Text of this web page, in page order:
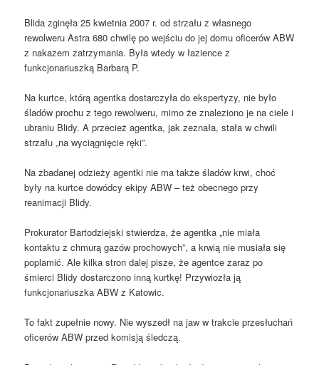
Blida zginęła 25 kwietnia 2007 r. od strzału z własnego
rewolweru Astra 680 chwilę po wejściu do jej domu oficerów ABW
z nakazem zatrzymania. Była wtedy w łazience z
funkcjonariuszką Barbarą P.
Na kurtce, którą agentka dostarczyła do ekspertyzy, nie było
śladów prochu z tego rewolweru, mimo że znaleziono je na ciele i
ubraniu Blidy. A przecież agentka, jak zeznała, stała w chwili
strzału „na wyciągnięcie ręki”.
Na zbadanej odzieży agentki nie ma także śladów krwi, choć
były na kurtce dowódcy ekipy ABW – też obecnego przy
reanimacji Blidy.
Prokurator Bartodziejski stwierdza, że agentka „nie miała
kontaktu z chmurą gazów prochowych”, a krwią nie musiała się
poplamić. Ale kilka stron dalej pisze, że agentce zaraz po
śmierci Blidy dostarczono inną kurtkę! Przywiozła ją
funkcjonariuszka ABW z Katowic.
To fakt zupełnie nowy. Nie wyszedł na jaw w trakcie przesłuchań
oficerów ABW przed komisją śledczą.